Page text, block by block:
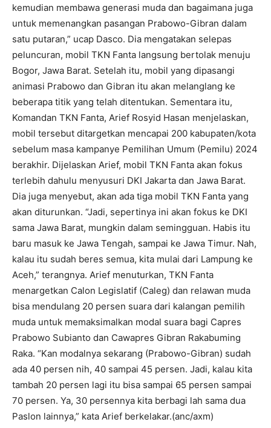
kemudian membawa generasi muda dan bagaimana juga
untuk memenangkan pasangan Prabowo-Gibran dalam
satu putaran,” ucap Dasco. Dia mengatakan selepas
peluncuran, mobil TKN Fanta langsung bertolak menuju
Bogor, Jawa Barat. Setelah itu, mobil yang dipasangi
animasi Prabowo dan Gibran itu akan melanglang ke
beberapa titik yang telah ditentukan. Sementara itu,
Komandan TKN Fanta, Arief Rosyid Hasan menjelaskan,
mobil tersebut ditargetkan mencapai 200 kabupaten/kota
sebelum masa kampanye Pemilihan Umum (Pemilu) 2024
berakhir. Dijelaskan Arief, mobil TKN Fanta akan fokus
terlebih dahulu menyusuri DKI Jakarta dan Jawa Barat.
Dia juga menyebut, akan ada tiga mobil TKN Fanta yang
akan diturunkan. “Jadi, sepertinya ini akan fokus ke DKI
sama Jawa Barat, mungkin dalam semingguan. Habis itu
baru masuk ke Jawa Tengah, sampai ke Jawa Timur. Nah,
kalau itu sudah beres semua, kita mulai dari Lampung ke
Aceh,” terangnya. Arief menuturkan, TKN Fanta
menargetkan Calon Legislatif (Caleg) dan relawan muda
bisa mendulang 20 persen suara dari kalangan pemilih
muda untuk memaksimalkan modal suara bagi Capres
Prabowo Subianto dan Cawapres Gibran Rakabuming
Raka. “Kan modalnya sekarang (Prabowo-Gibran) sudah
ada 40 persen nih, 40 sampai 45 persen. Jadi, kalau kita
tambah 20 persen lagi itu bisa sampai 65 persen sampai
70 persen. Ya, 30 persennya kita berbagi lah sama dua
Paslon lainnya,” kata Arief berkelakar.(anc/axm)